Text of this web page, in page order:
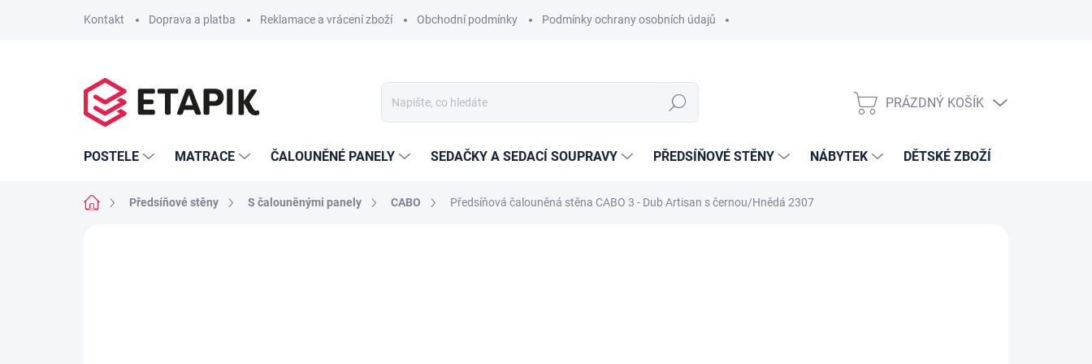
Kontakt Doprava a platba Reklamace a vrácení zboží Obchodní podmínky Podmínky ochrany osobních údajů
Hledat
NÁKUPNÍ
PRÁZDNÝ KOŠÍK
POSTELE MATRACE ČALOUNĚNÉ PANELY SEDAČKY A SEDACÍ SOUPRAVY PŘEDSÍŇOVÉ STĚNY NÁBYTEK DĚTSKÉ ZBOŽÍ
Domů Předsíňové stěny S čalouněnými panely CABO Předsíňová čalouněná stěna CABO 3 - Dub Artisan s černou/Hnědá 2307